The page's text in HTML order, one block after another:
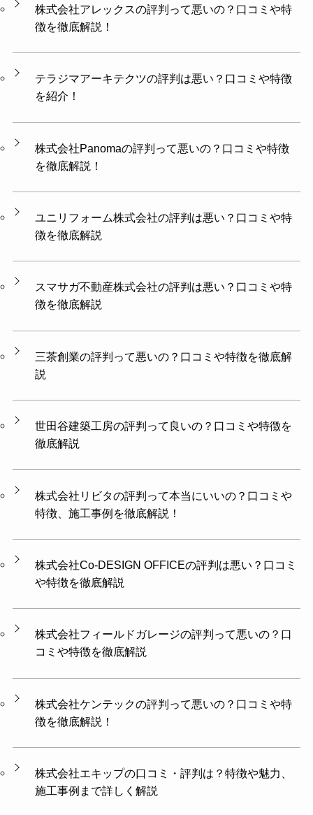
株式会社アレックスの評判って悪いの？口コミや特
徴を徹底解説！
テラジマアーキテクツの評判は悪い？口コミや特徴
を紹介！
株式会社Panomaの評判って悪いの？口コミや特徴
を徹底解説！
ユニリフォーム株式会社の評判は悪い？口コミや特
徴を徹底解説
スマサガ不動産株式会社の評判は悪い？口コミや特
徴を徹底解説
三茶創業の評判って悪いの？口コミや特徴を徹底解
説
世田谷建築工房の評判って良いの？口コミや特徴を
徹底解説
株式会社リビタの評判って本当にいいの？口コミや
特徴、施工事例を徹底解説！
株式会社Co-DESIGN OFFICEの評判は悪い？口コミ
や特徴を徹底解説
株式会社フィールドガレージの評判って悪いの？口
コミや特徴を徹底解説
株式会社ケンテックの評判って悪いの？口コミや特
徴を徹底解説！
株式会社エキップの口コミ・評判は？特徴や魅力、
施工事例まで詳しく解説